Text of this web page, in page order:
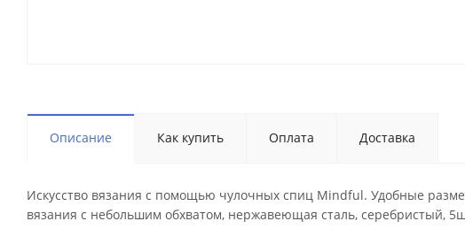
Описание Как купить Оплата Доставка
Искусство вязания с помощью чулочных спиц Mindful. Удобные
вязания с небольшим обхватом, нержавеющая сталь, серебристый,